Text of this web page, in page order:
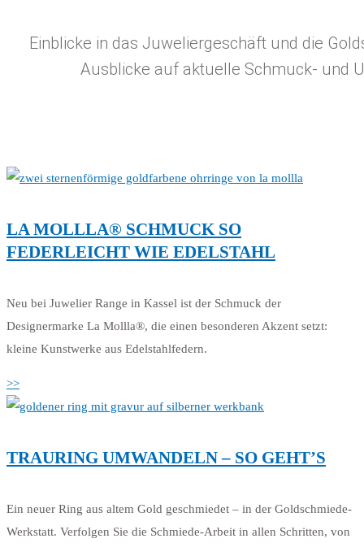
Einblicke in das Juweliergeschäft und die
Ausblicke auf aktuelle Schmuck- und
LA MOLLLA® SCHMUCK SO
FEDERLEICHT WIE EDELSTAHL
Neu bei Juwelier Range in Kassel ist der Schmuck der
Designermarke La Mollla®, die einen besonderen Akzent setzt:
kleine Kunstwerke aus Edelstahlfedern.
>>
TRAURING UMWANDELN – SO GEHT’S
Ein neuer Ring aus altem Gold geschmiedet – in der Goldschmiede-
Werkstatt. Verfolgen Sie die Schmiede-Arbeit in allen Schritten, von